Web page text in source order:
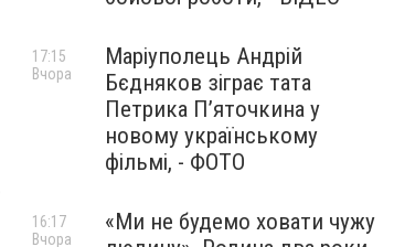
Маріуполець Андрій
Бєдняков зіграє тата
Петрика П’яточкина у
новому українському
фільмі, - ФОТО
17:15
Вчора
«Ми не будемо ховати чужу
16:17
Вчора